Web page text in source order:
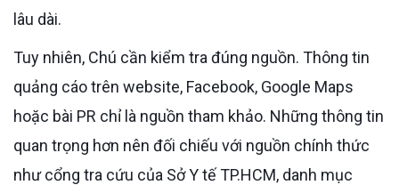
lâu dài.
Tuy nhiên, Chú cần kiểm tra đúng nguồn. Thông tin
quảng cáo trên website, Facebook, Google Maps
hoặc bài PR chỉ là nguồn tham khảo. Những thông tin
quan trọng hơn nên đối chiếu với nguồn chính thức
như cổng tra cứu của Sở Y tế TP.HCM, danh mục